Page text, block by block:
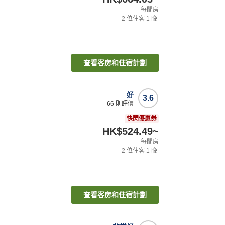
每間房
2 位住客 1 晚
查看客房和住宿計劃
3.6
好
66 則評價
快閃優惠券
HK$524.49~
每間房
2 位住客 1 晚
查看客房和住宿計劃